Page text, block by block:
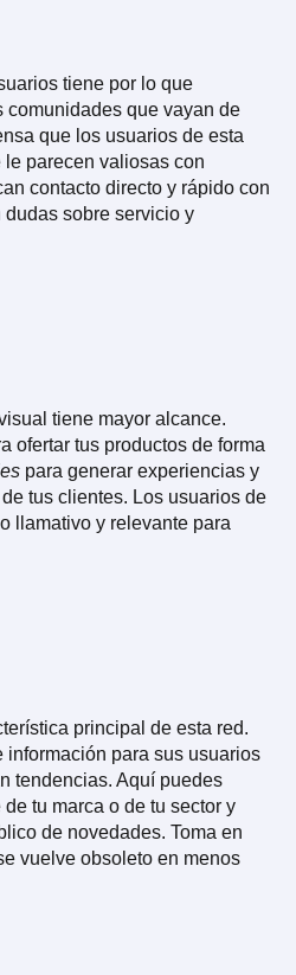
tiene por lo que
comunidades que vayan de
que los usuarios de esta
parecen valiosas con
contacto directo y rápido con
dudas sobre servicio y
tiene mayor alcance.
ofertar tus productos de forma
para generar experiencias y
tus clientes. Los usuarios de
llamativo y relevante para
principal de esta red.
información para sus usuarios
tendencias. Aquí puedes
tu marca o de tu sector y
de novedades. Toma en
vuelve obsoleto en menos